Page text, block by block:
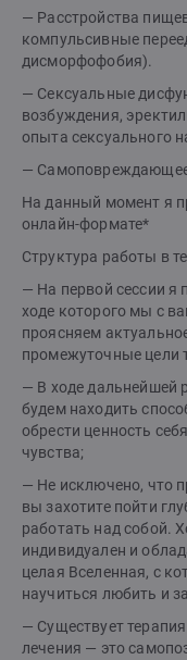
— Расстройства
компульсивные
дисморфофобия).
— Сексуальные
возбуждения,
опыта сексуального
— Самоповреждающее
На данный момент я
онлайн-формате*
Структура работы в
— На первой сессии я
ходе которого мы с
проясняем
промежуточные цели
— В ходе дальнейшей
будем находить
обрести ценность
чувства;
— Не исключено, что
вы захотите пойти
работать над собой.
индивидуален и
целая Вселенная, с
научиться любить и
— Существует
лечения — это